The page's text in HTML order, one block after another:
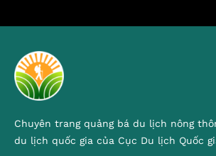
Chuyên trang quảng bá du lịch nông
du lịch quốc gia của Cục Du lịch Quốc